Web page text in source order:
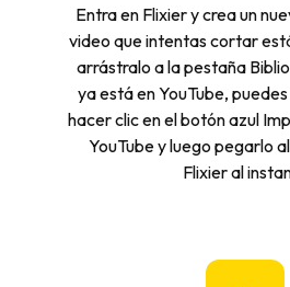
Entra en Flixier y crea un
video que intentas cortar
arrástralo a la pestaña
ya está en YouTube,
hacer clic en el botón azul
YouTube y luego pegarlo
Flixier al